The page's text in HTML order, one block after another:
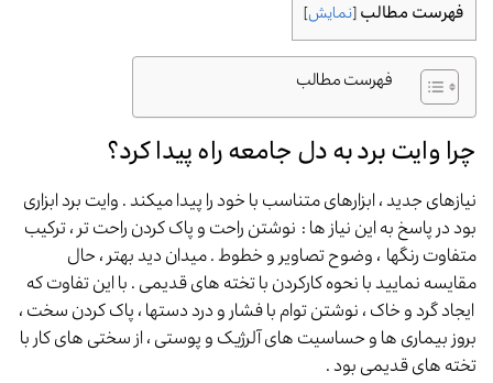
فهرست مطالب[نمایش]
فهرست مطالب
چرا وایت برد به دل جامعه راه پیدا کرد؟
نیازهای جدید ، ابزارهای متناسب با خود را پیدا میکند . وایت برد ابزاری
بود در پاسخ به این نیاز ها : نوشتن راحت و پاک کردن راحت تر ، ترکیب
متفاوت رنگها ، وضوح تصاویر و خطوط . میدان دید بهتر ، حال
مقایسه نمایید با نحوه کارکردن با تخته های قدیمی . با این تفاوت که
ایجاد گرد و خاک ، نوشتن توام با فشار و درد دستها ، پاک کردن سخت ،
بروز بیماری ها و حساسیت های آلرژیک و پوستی ، از سختی های کار با
تخته های قدیمی بود .